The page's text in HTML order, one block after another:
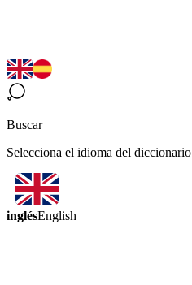
Buscar
Selecciona el idioma del diccionario
inglésEnglish